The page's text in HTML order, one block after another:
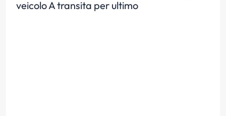
veicolo A transita per ultimo